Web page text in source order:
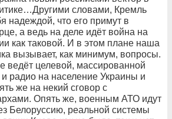
словами, Кремль
надеждой, что его примут в
а ведь на деле идёт война на
как таковой. И в этом плане наша
вызывает, как минимум, вопросы.
ведёт целевой, массированной
радио на население Украины и
же на некий сговор с
Опять же, военным АТО идут
Белоруссию, реальной системы